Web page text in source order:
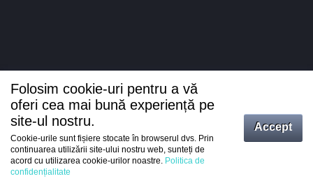
Intrați
Folosim cookie-uri pentru a vă
oferi cea mai bună experiență pe
site-ul nostru.
Cookie-urile sunt fișiere stocate în browserul dvs. Prin
continuarea utilizării site-ului nostru web, sunteți de
acord cu utilizarea cookie-urilor noastre. Politica de
confidențialitate
Accept